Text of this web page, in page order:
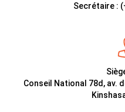
Secrétaire :
Conseil National 78d, av.